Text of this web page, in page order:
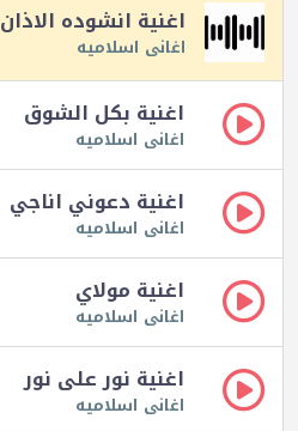
اغنية انشوده الاذان
اغانى اسلاميه
اغنية بكل الشوق
اغانى اسلاميه
اغنية دعوني اناجي
اغانى اسلاميه
اغنية مولاي
اغانى اسلاميه
اغنية نور على نور
اغانى اسلاميه